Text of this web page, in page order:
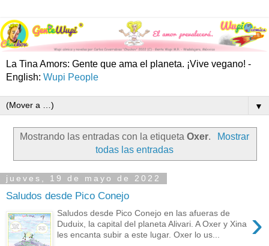
La Tina Amors: Gente que ama el planeta. ¡Vive vegano! -
English: Wupi People
▼
Mostrando las entradas con la etiquetaOxer.
Mostrar
todas las entradas
jueves, 19 de mayo de 2022
Saludos desde Pico Conejo
›
Saludos desde Pico Conejo en las afueras de
Duduix, la capital del planeta Alivari. A Oxer y Xina
les encanta subir a este lugar. Oxer lo us...